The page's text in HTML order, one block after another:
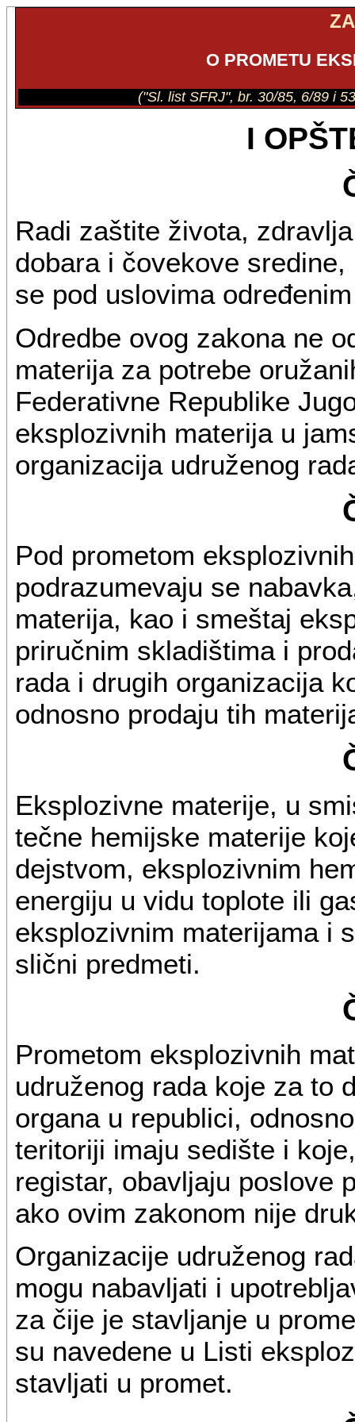
O PROMETU
("Sl. list SFRJ", br. 30/85, 6/89 i
I
Radi zaštite života,
dobara i čovekove
se pod uslovima
Odredbe ovog zakona ne
materija za potrebe
Federativne Republike
eksplozivnih materija u
organizacija udruženog
Pod prometom
podrazumevaju se
materija, kao i smeštaj
priručnim skladištima i
rada i drugih organizacija
odnosno prodaju tih
Eksplozivne materije, u
tečne hemijske materije
dejstvom, eksplozivnim
energiju u vidu toplote ili
eksplozivnim materijama i
slični predmeti.
Prometom eksplozivnih
udruženog rada koje za to
organa u republici,
teritoriji imaju sedište i
registar, obavljaju poslove
ako ovim zakonom nije
Organizacije udruženog
mogu nabavljati i
za čije je stavljanje u
su navedene u Listi
stavljati u promet.